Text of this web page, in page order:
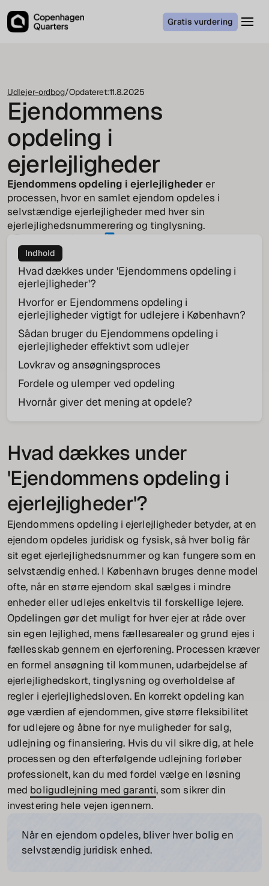
Gratis vurdering
Udlejer-ordbog/Opdateret:11.8.2025
Ejendommens
opdeling i
ejerlejligheder
Ejendommens opdeling i ejerlejlighederer
processen, hvor en samlet ejendom opdeles i
selvstændige ejerlejligheder med hver sin
ejerlejlighedsnummerering og tinglysning.
Jakob von Cappeln
COO
Indhold
Hvad dækkes under 'Ejendommens opdeling i
ejerlejligheder'?
Hvorfor er Ejendommens opdeling i
ejerlejligheder vigtigt for udlejere i København?
Sådan bruger du Ejendommens opdeling i
ejerlejligheder effektivt som udlejer
Lovkrav og ansøgningsproces
Fordele og ulemper ved opdeling
Hvornår giver det mening at opdele?
Hvad dækkes under
'Ejendommens opdeling i
ejerlejligheder'?
Ejendommens opdeling i ejerlejligheder betyder, at en
ejendom opdeles juridisk og fysisk, så hver bolig får
sit eget ejerlejlighedsnummer og kan fungere som en
selvstændig enhed. I København bruges denne model
ofte, når en større ejendom skal sælges i mindre
enheder eller udlejes enkeltvis til forskellige lejere.
Opdelingen gør det muligt for hver ejer at råde over
sin egen lejlighed, mens fællesarealer og grund ejes i
fællesskab gennem en ejerforening. Processen kræver
en formel ansøgning til kommunen, udarbejdelse af
ejerlejlighedskort, tinglysning og overholdelse af
regler i ejerlejlighedsloven. En korrekt opdeling kan
øge værdien af ejendommen, give større fleksibilitet
for udlejere og åbne for nye muligheder for salg,
udlejning og finansiering. Hvis du vil sikre dig, at hele
processen og den efterfølgende udlejning forløber
professionelt, kan du med fordel vælge en løsning
med boligudlejning med garanti, som sikrer din
investering hele vejen igennem.
Når en ejendom opdeles, bliver hver bolig en
selvstændig juridisk enhed.